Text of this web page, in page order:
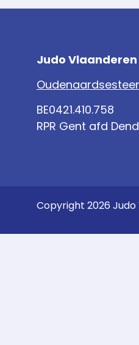
Judo Vlaanderen
BE0421.410.758
RPR Gent afd
Copyright 2026